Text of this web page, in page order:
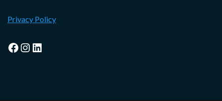
Privacy Policy
Facebook
Instagram
LinkedIn